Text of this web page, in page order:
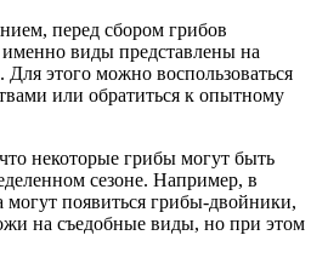
перед сбором грибов
именно виды представлены на
этого можно воспользоваться
или обратиться к опытному
некоторые грибы могут быть
сезоне. Например, в
могут появиться грибы-двойники,
на съедобные виды, но при этом